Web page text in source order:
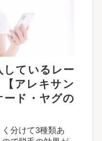
しているレー
アレキサン
ード・ヤグの
分けて3種類あ